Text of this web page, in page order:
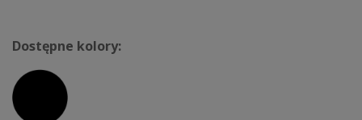
Dostępne kolory: